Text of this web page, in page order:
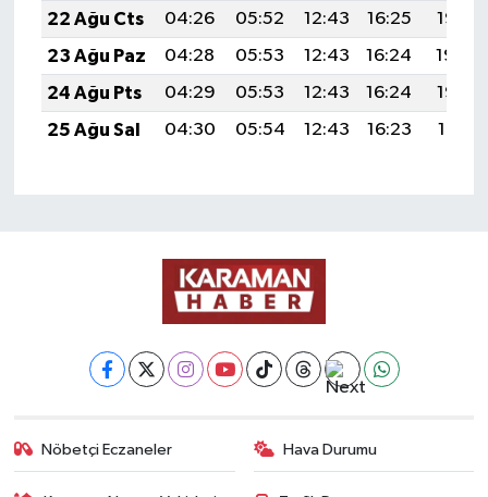
22 Ağu Cts
04:26 05:52 12:43 16:25
19:25
23 Ağu Paz
04:28 05:53 12:43 16:24
19:24
24 Ağu Pts
04:29 05:53 12:43 16:24
19:22
25 Ağu Sal
04:30 05:54 12:43 16:23 19:21
Nöbetçi Eczaneler Hava Durumu